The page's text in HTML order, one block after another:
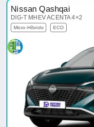
Nissan Qashqai
DIG-T MHEV ACENTA 4×2
Micro-Híbrido ECO